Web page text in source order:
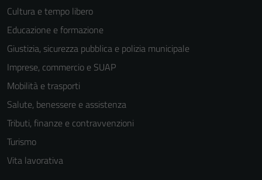
Cultura e tempo libero
Educazione e formazione
Giustizia, sicurezza pubblica e polizia municipale
Imprese, commercio e SUAP
Mobilità e trasporti
Salute, benessere e assistenza
Tributi, finanze e contravvenzioni
Turismo
Vita lavorativa